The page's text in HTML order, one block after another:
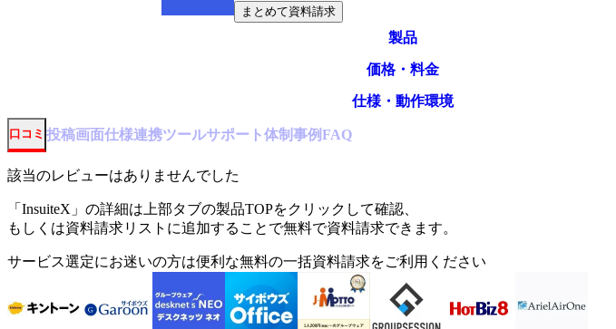
まとめて資料請求
製品
価格・料金
仕様・動作環境
口コミ 投稿画面仕様連携ツールサポート体制 事例FAQ
該当のレビューはありませんでした
「 InsuiteX 」の詳細は上部タブの製品TOPをクリックして確認、
もしくは資料請求リストに追加することで無料で資料請求できます。
サービス選定にお迷いの方は便利な無料の一括資料請求をご利用ください